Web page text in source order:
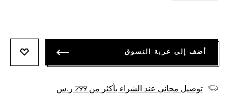
أضف إلى عربة التسوق
توصيل مجاني عند الشراء بأكثر من 299 ر.س